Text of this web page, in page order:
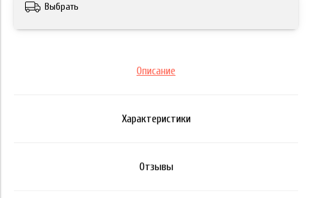
Выбрать
Описание
Характеристики
Отзывы